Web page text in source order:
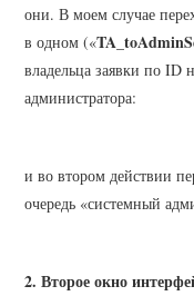
они. В моем случае
в одном («
владельца заявки по ID
администратора:
и во втором действии
очередь «системный
2. Второе окно